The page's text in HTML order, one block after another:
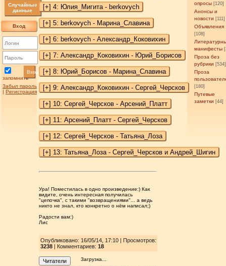
Случайные
данные
Вход
запомнить
Вход
Забыл пароль
| Регистрация
опросы [120]
Анонсы и
новости [111]
Объявления
[108]
манифесты
Проза без
рубрики [534]
Проза
[180]
Путевые
заметки [44]
Ура! Поместилась в одно произведение:) Как
видите, очень интересная получилась
"цепочка", с такими "возвращениями"... а ведь
никто не знал, кто конкретно о нём написал;)
Радости вам:)
Лис
Опубликовано: 16/05/14, 17:10 | Просмотров:
3238| Комментариев: 18
Читатели Загрузка...